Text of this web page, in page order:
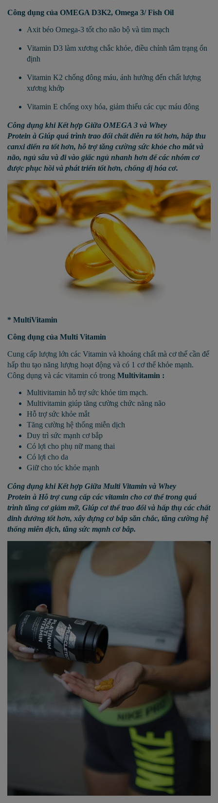
Công dụng của OMEGA D3K2, Omega 3/ Fish Oil
Axit béo Omega-3 tốt cho não bộ và tim mạch
Vitamin D3 làm xương chắc khỏe, điều chỉnh tâm trạng ổn
định
Vitamin K2 chống đông máu, ảnh hưởng đến chất lượng
xương khớp
Vitamin E chống oxy hóa, giảm thiểu các cục máu đông
Công dụng khi Kết hợp Giữa OMEGA 3 và Whey
Protein à Giúp quá trình trao đổi chất diễn ra tốt hơn, hấp thu
canxi diển ra tốt hơn, hỗ trợ tăng cường sức khỏe cho mắt và
não, ngủ sâu và đi vào giấc ngủ nhanh hơn để các nhóm cơ
được phục hồi và phát triển tốt hơn, chống dị hóa cơ.
* MultiVitamin
Công dụng của Multi Vitamin
Cung cấp lượng lớn các Vitamin và khoáng chất mà cơ thể cần để
hấp thu tạo năng lượng hoạt động và có 1 cơ thể khỏe mạnh.
Công dụng và các vitamin có trong Multivitamin :
Multivitamin hỗ trợ sức khỏe tim mạch.
Multivitamin giúp tăng cường chức năng não
Hỗ trợ sức khỏe mắt
Tăng cường hệ thống miễn dịch
Duy trì sức mạnh cơ bắp
Có lợi cho phụ nữ mang thai
Có lợi cho da
Giữ cho tóc khỏe mạnh
Công dụng khi Kết hợp Giữa Multi Vitamin và Whey
Protein à Hỗ trợ cung cấp các vitamin cho cơ thể trong quá
trình tăng cơ giảm mỡ, Giúp cơ thể trao đổi và hấp thụ các chất
dinh dưởng tốt hơn, xây dựng cơ bắp săn chắc, tăng cường hệ
thống miễn dịch, tăng sức mạnh cơ bắp.